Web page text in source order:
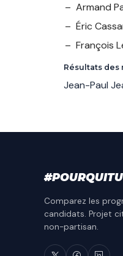
Armand
Éric
François
Résultats des
Jean-Paul
#POURQUITU
Comparez les
candidats. Projet
non-partisan.